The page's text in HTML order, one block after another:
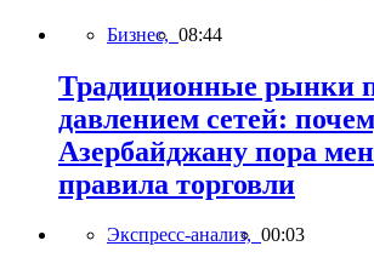
Бизнес, 08:44
Традиционные рынки
давлением сетей:
Азербайджану пора
правила торговли
Экспресс-анализ, 00:03